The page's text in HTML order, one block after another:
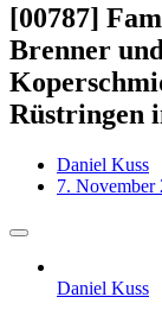
[00787]
Brenner
Rüstringen
Daniel Kuss
7. November
Daniel Kuss